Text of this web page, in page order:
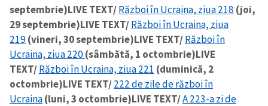
septembrie)LIVE TEXT/Război în Ucraina, ziua 218 (joi,
29 septembrie)LIVE TEXT/Război în Ucraina, ziua
219(vineri, 30 septembrie)LIVE TEXT/Război în
Ucraina, ziua 220(sâmbătă, 1 octombrie)LIVE
TEXT/Război în Ucraina, ziua 221 (duminică, 2
octombrie)LIVE TEXT/222 de zile de război în
Ucraina(luni, 3 octombrie)LIVE TEXT/A 223-a zi de